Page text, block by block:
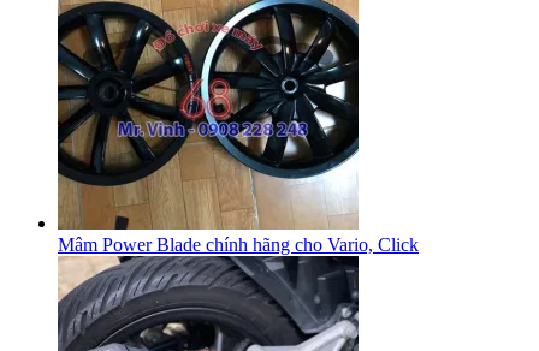
Mâm Power Blade chính hãng cho Vario, Click